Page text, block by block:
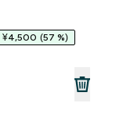
¥4,500 (57 %)